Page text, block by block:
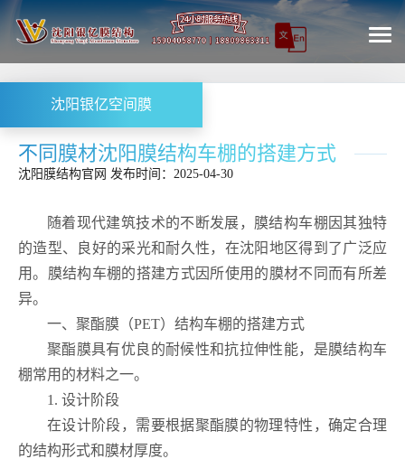
沈阳银亿空间膜
不同膜材沈阳膜结构车棚的搭建方式
沈阳膜结构官网 发布时间：2025-04-30
随着现代建筑技术的不断发展，膜结构车棚因其独特
的造型、良好的采光和耐久性，在沈阳地区得到了广泛应
用。膜结构车棚的搭建方式因所使用的膜材不同而有所差
异。
一、聚酯膜（PET）结构车棚的搭建方式
聚酯膜具有优良的耐候性和抗拉伸性能，是膜结构车
棚常用的材料之一。
1. 设计阶段
在设计阶段，需要根据聚酯膜的物理特性，确定合理
的结构形式和膜材厚度。